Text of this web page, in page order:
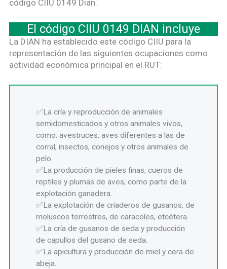
código CIIU 0149 Dian.
El código CIIU 0149 DIAN incluye
La DIAN ha establecido este código CIIU para la
representación de las siguientes ocupaciones como
actividad económica principal en el RUT:
La cría y reproducción de animales
semidomesticados y otros animales vivos,
como: avestruces, aves diferentes a las de
corral, insectos, conejos y otros animales de
pelo.
La producción de pieles finas, cueros de
reptiles y plumas de aves, como parte de la
explotación ganadera.
La explotación de criaderos de gusanos, de
moluscos terrestres, de caracoles, etcétera.
La cría de gusanos de seda y producción
de capullos del gusano de seda.
La apicultura y producción de miel y cera de
abeja.